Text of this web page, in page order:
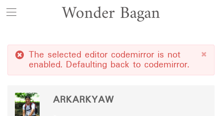
Wonder Bagan
The selected editor codemirror is not
enabled. Defaulting back to codemirror.
ARKARKYAW